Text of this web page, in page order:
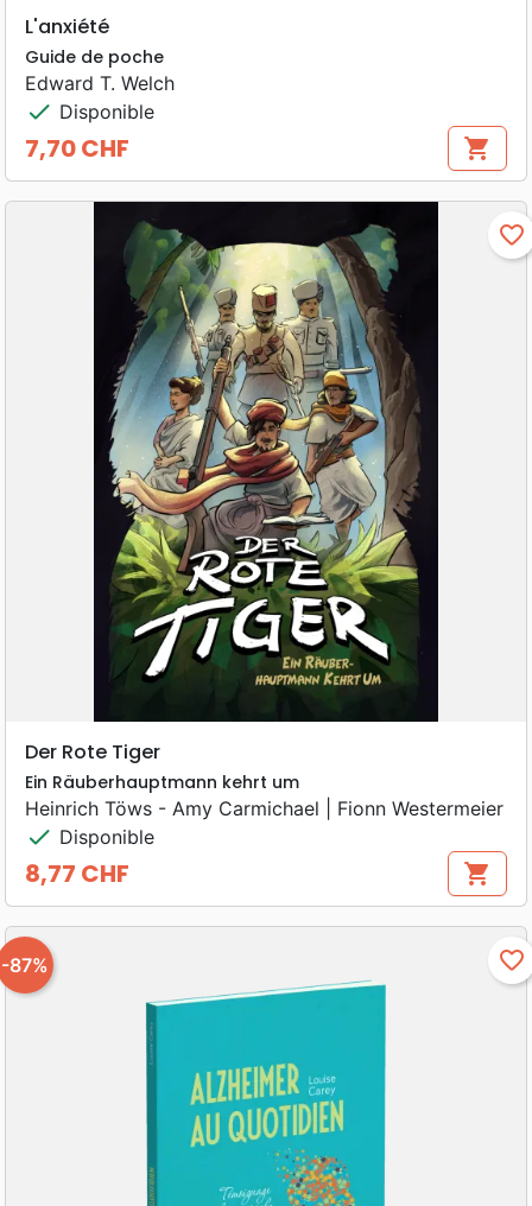
L'anxiété
Guide de poche
Edward T. Welch
check Disponible
Prix
7,70 CHF shopping_cart
favorite_border
Der Rote Tiger
Ein Räuberhauptmann kehrt um
Heinrich Töws - Amy Carmichael | Fionn Westermeier
check Disponible
Prix
8,77 CHF shopping_cart
-87% favorite_border